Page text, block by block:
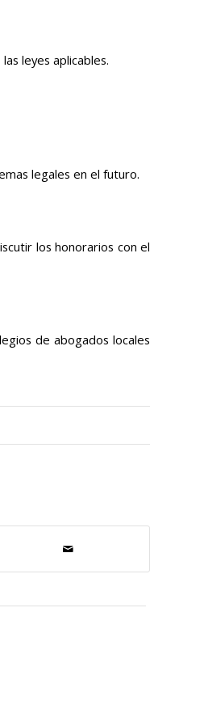
leyes aplicables.
legales en el futuro.
los honorarios con el
de abogados locales